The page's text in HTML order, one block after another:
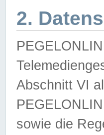
2.
Abschnitt VI
sowie die